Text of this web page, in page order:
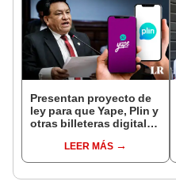
Presentan proyecto de
ley para que Yape, Plin y
otras billeteras digitales
usuariosLEER MÁS